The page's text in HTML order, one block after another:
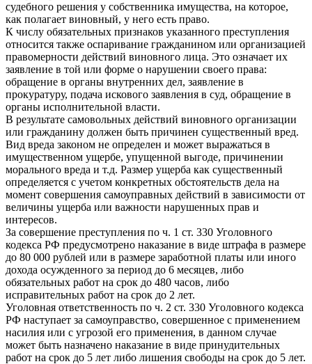
судебного решения у собственника имущества, на которое,
как полагает виновный, у него есть право.
К числу обязательных признаков указанного преступления
относится также оспаривание гражданином или организацией
правомерности действий виновного лица. Это означает их
заявление в той или форме о нарушении своего права:
обращение в органы внутренних дел, заявление в
прокуратуру, подача искового заявления в суд, обращение в
органы исполнительной власти.
В результате самовольных действий виновного организации
или гражданину должен быть причинен существенный вред.
Вид вреда законом не определен и может выражаться в
имущественном ущербе, упущенной выгоде, причинении
морального вреда и т.д. Размер ущерба как существенный
определяется с учетом конкретных обстоятельств дела на
момент совершения самоуправных действий в зависимости от
величины ущерба или важности нарушенных прав и
интересов.
За совершение преступления по ч. 1 ст. 330 Уголовного
кодекса РФ предусмотрено наказание в виде штрафа в размере
до 80 000 рублей или в размере заработной платы или иного
дохода осужденного за период до 6 месяцев, либо
обязательных работ на срок до 480 часов, либо
исправительных работ на срок до 2 лет.
Уголовная ответственность по ч. 2 ст. 330 Уголовного кодекса
РФ наступает за самоуправство, совершенное с применением
насилия или с угрозой его применения, в данном случае
может быть назначено наказание в виде принудительных
работ на срок до 5 лет либо лишения свободы на срок до 5 лет.